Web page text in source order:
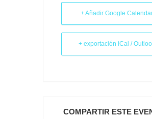
+ Añadir Google
+ exportación iCal /
COMPARTIR ESTE